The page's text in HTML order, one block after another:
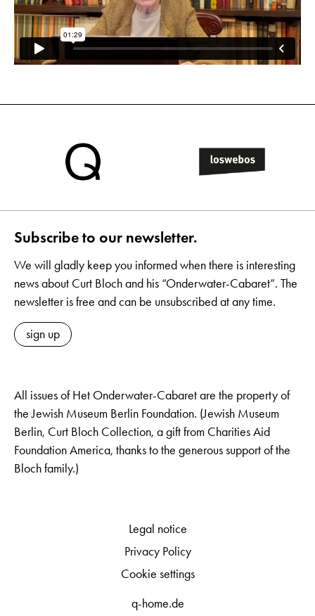
Subscribe to our newsletter.
We will gladly keep you informed when there is interesting
news about Curt Bloch and his “Onderwater-Cabaret”. The
newsletter is free and can be unsubscribed at any time.
sign up
All issues of Het Onderwater-Cabaret are the property of
the Jewish Museum Berlin Foundation. (Jewish Museum
Berlin, Curt Bloch Collection, a gift from Charities Aid
Foundation America, thanks to the generous support of the
Bloch family.)
q-home.de
Legal notice
Privacy Policy
Cookie settings